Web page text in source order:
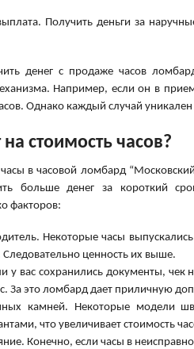
Получить деньги за
денег с продаже часов
Например, если он в
Однако каждый случай
стоимость часов?
в часовой ломбард
больше денег за короткий
факторов:
Некоторые часы
ценность их выше.
у вас сохранились документы,
За это ломбард дает приличную
камней. Некоторые модели
что увеличивает стоимость
Конечно, если часы в